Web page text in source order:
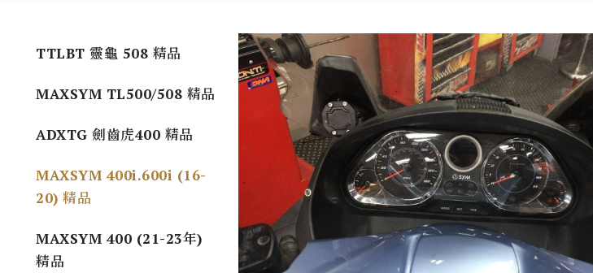
TTLBT 靈龜 508 精品
MAXSYM TL500/508 精品
ADXTG 劍齒虎400 精品
MAXSYM 400i.600i (16-
20) 精品
MAXSYM 400 (21-23年)
精品